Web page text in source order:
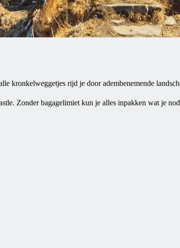
kronkelweggetjes rijd je door adembenemende
Zonder bagagelimiet kun je alles inpakken wat je